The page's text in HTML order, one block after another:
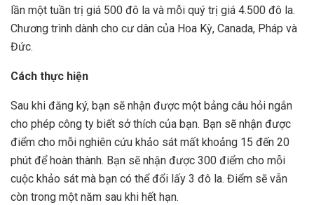
lần một tuần trị giá 500 đô la và mỗi quý trị giá 4.500 đô la.
Chương trình dành cho cư dân của Hoa Kỳ, Canada, Pháp và
Đức.
Cách thực hiện
Sau khi đăng ký, bạn sẽ nhận được một bảng câu hỏi ngắn
cho phép công ty biết sở thích của bạn. Bạn sẽ nhận được
điểm cho mỗi nghiên cứu khảo sát mất khoảng 15 đến 20
phút để hoàn thành. Bạn sẽ nhận được 300 điểm cho mỗi
cuộc khảo sát mà bạn có thể đổi lấy 3 đô la. Điểm sẽ vẫn
còn trong một năm sau khi hết hạn.